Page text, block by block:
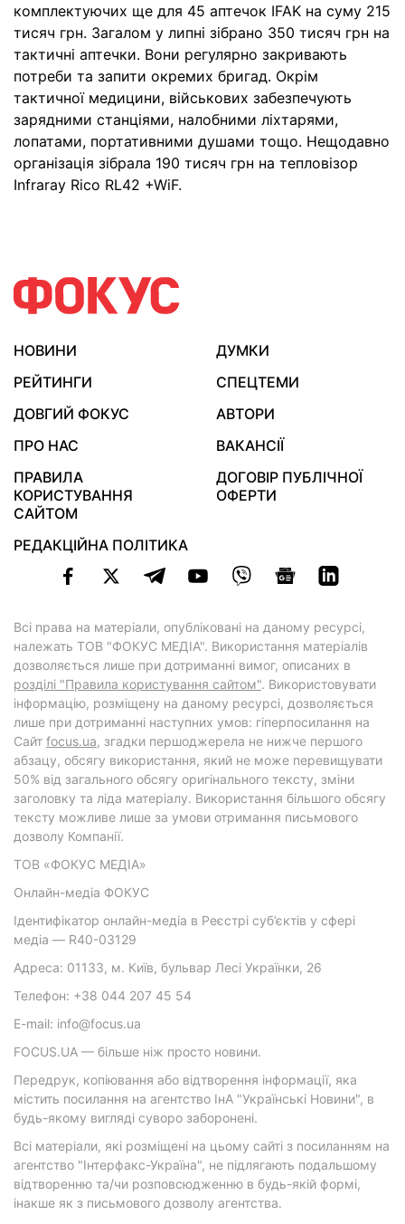
комплектуючих ще для 45 аптечок IFAK на суму 215
тисяч грн. Загалом у липні зібрано 350 тисяч грн на
тактичні аптечки. Вони регулярно закривають
потреби та запити окремих бригад. Окрім
тактичної медицини, військових забезпечують
зарядними станціями, налобними ліхтарями,
лопатами, портативними душами тощо. Нещодавно
організація зібрала 190 тисяч грн на тепловізор
Infraray Rico RL42 +WiF.
НОВИНИ
ДУМКИ
РЕЙТИНГИ
СПЕЦТЕМИ
ДОВГИЙ ФОКУС
АВТОРИ
ПРО НАС
ВАКАНСІЇ
ПРАВИЛА
КОРИСТУВАННЯ
САЙТОМ
ДОГОВІР ПУБЛІЧНОЇ
ОФЕРТИ
РЕДАКЦІЙНА ПОЛІТИКА
Всі права на матеріали, опубліковані на даному ресурсі,
належать ТОВ "ФОКУС МЕДІА". Використання матеріалів
дозволяється лише при дотриманні вимог, описаних в
розділі "Правила користування сайтом". Використовувати
інформацію, розміщену на даному ресурсі, дозволяється
лише при дотриманні наступних умов: гіперпосилання на
Cайт focus.ua, згадки першоджерела не нижче першого
абзацу, обсягу використання, який не може перевищувати
50% від загального обсягу оригінального тексту, зміни
заголовку та ліда матеріалу. Використання більшого обсягу
тексту можливе лише за умови отримання письмового
дозволу Компанії.
ТОВ «ФОКУС МЕДІА»
Онлайн-медіа ФОКУС
Ідентифікатор онлайн-медіа в Реєстрі суб’єктів у сфері
медіа — R40-03129
Адреса: 01133, м. Київ, бульвар Лесі Українки, 26
Телефон: +38 044 207 45 54
E-mail: info@focus.ua
FOCUS.UA — більше ніж просто новини.
Передрук, копіювання або відтворення інформації, яка
містить посилання на агентство ІнА "Українські Новини", в
будь-якому вигляді суворо заборонені.
Всі матеріали, які розміщені на цьому сайті з посиланням на
агентство "Інтерфакс-Україна", не підлягають подальшому
відтворенню та/чи розповсюдженню в будь-якій формі,
інакше як з письмового дозволу агентства.